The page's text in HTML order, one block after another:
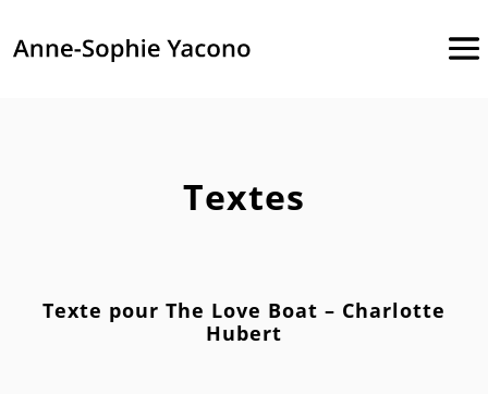
Textes
Texte pour The Love Boat – Charlotte
Hubert